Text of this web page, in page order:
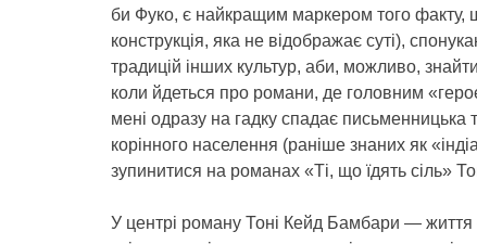
би Фуко, є найкращим маркером того
конструкція, яка не відображає суті),
традицій інших культур, аби, можливо,
коли йдеться про романи, де головним
мені одразу на гадку спадає письменницька
корінного населення (раніше знаних як
зупинитися на романах «Ті, що їдять сіль»
У центрі роману Тоні Кейд Бамбари — життя